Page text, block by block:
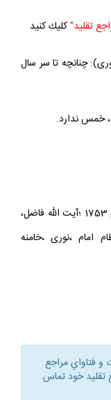
تقليد"كليك كنيد
چنانچه تا سر سال
خمس ندارد.
آيات عظام سيستانى، توضيح المسائل مراجع، م 1753 ؛آيت الله فاضل،
عظام امام ،نورى ،خامنه
و فتاواي مراجع
تقليد خود تماس